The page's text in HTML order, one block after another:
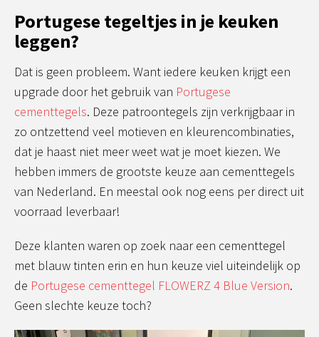
Portugese tegeltjes in je keuken
leggen?
Dat is geen probleem. Want iedere keuken krijgt een
upgrade door het gebruik van Portugese
cementtegels. Deze patroontegels zijn verkrijgbaar in
zo ontzettend veel motieven en kleurencombinaties,
dat je haast niet meer weet wat je moet kiezen. We
hebben immers de grootste keuze aan cementtegels
van Nederland. En meestal ook nog eens per direct uit
voorraad leverbaar!
Deze klanten waren op zoek naar een cementtegel
met blauw tinten erin en hun keuze viel uiteindelijk op
de Portugese cementtegel FLOWERZ 4 Blue Version.
Geen slechte keuze toch?